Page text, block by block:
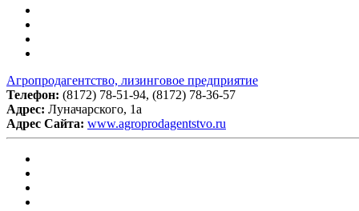
Агропродагентство, лизинговое предприятие
Телефон: (8172) 78-51-94, (8172) 78-36-57
Адрес: Луначарского, 1а
Адрес Сайта: www.agroprodagentstvo.ru